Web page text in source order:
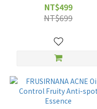
NT$499
NT$699